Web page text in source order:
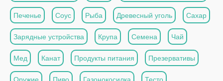
Печенье Соус Рыба Древесный уголь Сахар
Зарядные устройства Крупа Семена Чай
Мед Канат Продукты питания Презервативы
Оружие Пиво Газонокосилка Тесто